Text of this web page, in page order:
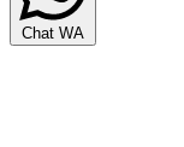
Chat WA